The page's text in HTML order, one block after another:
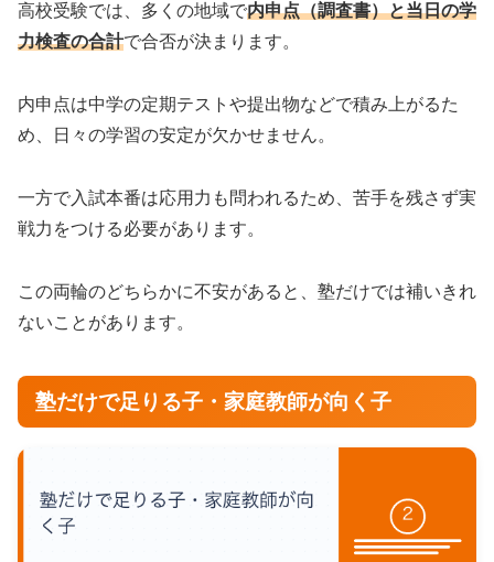
高校受験では、多くの地域で内申点（調査書）と当日の学
力検査の合計で合否が決まります。
内申点は中学の定期テストや提出物などで積み上がるた
め、日々の学習の安定が欠かせません。
一方で入試本番は応用力も問われるため、苦手を残さず実
戦力をつける必要があります。
この両輪のどちらかに不安があると、塾だけでは補いきれ
ないことがあります。
塾だけで足りる子・家庭教師が向く子